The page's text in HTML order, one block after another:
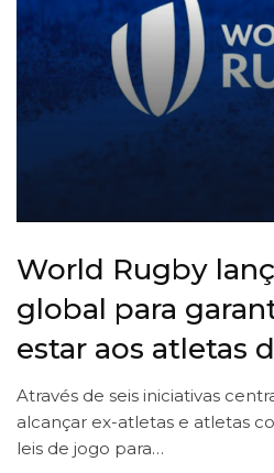
World Rugby
global para
estar aos atletas
Através de seis iniciativas
alcançar ex-atletas e atletas
leis de jogo para…